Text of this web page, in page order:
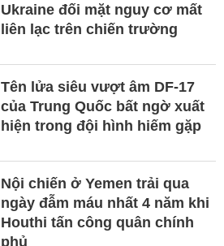
Ukraine đối mặt nguy cơ mất
liên lạc trên chiến trường
Tên lửa siêu vượt âm DF-17
của Trung Quốc bất ngờ xuất
hiện trong đội hình hiếm gặp
Nội chiến ở Yemen trải qua
ngày đẫm máu nhất 4 năm khi
Houthi tấn công quân chính
phủ